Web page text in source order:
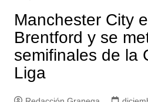
Manchester City
Brentford y se
semifinales de la
Liga